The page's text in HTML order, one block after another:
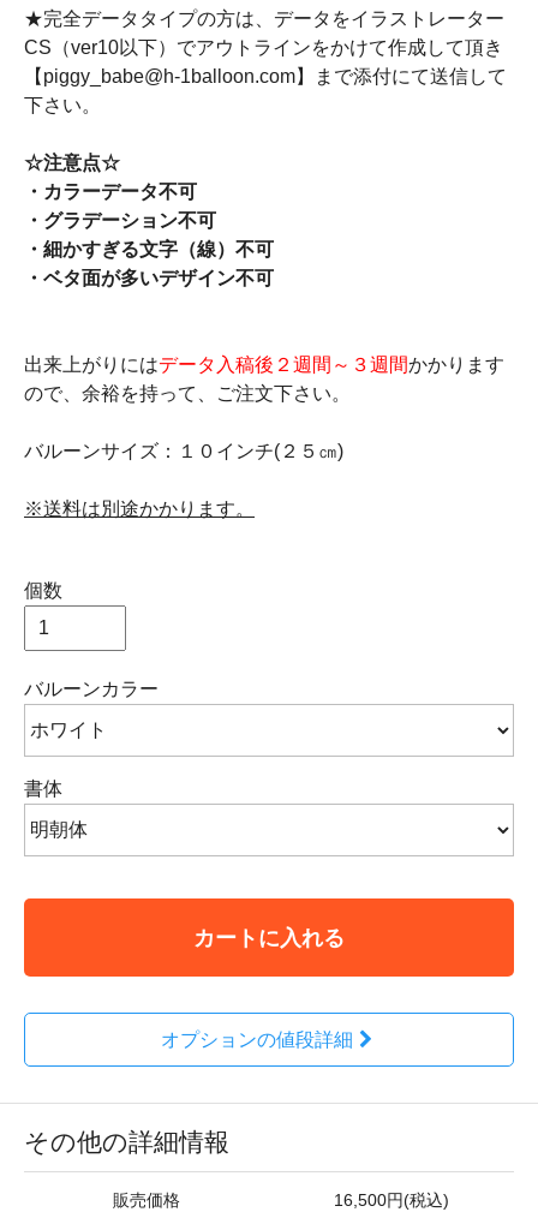
★完全データタイプの方は、データをイラストレーター
CS（ver10以下）でアウトラインをかけて作成して頂き
【piggy_babe@h-1balloon.com】まで添付にて送信して
下さい。
☆注意点☆
・カラーデータ不可
・グラデーション不可
・細かすぎる文字（線）不可
・ベタ面が多いデザイン不可
出来上がりにはデータ入稿後２週間～３週間かかります
ので、余裕を持って、ご注文下さい。
バルーンサイズ：１０インチ(２５㎝)
※送料は別途かかります。
個数
バルーンカラー
書体
カートに入れる
オプションの値段詳細
その他の詳細情報
販売価格 16,500円(税込)